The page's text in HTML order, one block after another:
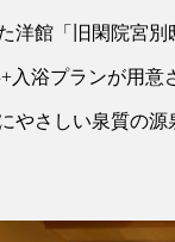
洋館「旧閑院宮
入浴プランが用
やさしい泉質の源